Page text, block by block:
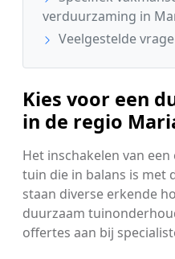
verduurzaming in
Veelgestelde
Kies voor een
in de regio
Het inschakelen van
tuin die in balans is met
staan diverse erkende
duurzaam
offertes aan bij